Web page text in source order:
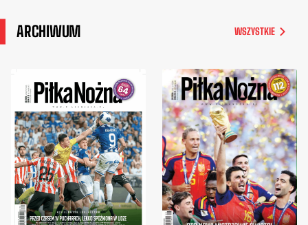
ARCHIWUM WSZYSTKIE